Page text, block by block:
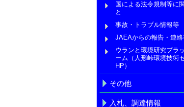
国による法令規制等に
と
事故・トラブル情報等
JAEAからの報告・連
ウランと環境研究プラ
ーム（人形峠環境技術
HP）
その他
入札、調達情報